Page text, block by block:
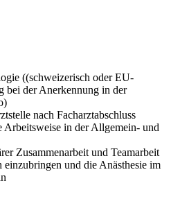
((schweizerisch oder EU-
bei der Anerkennung in der
nach Facharztabschluss
Arbeitsweise in der Allgemein- und
Zusammenarbeit und Teamarbeit
und die Anästhesie im